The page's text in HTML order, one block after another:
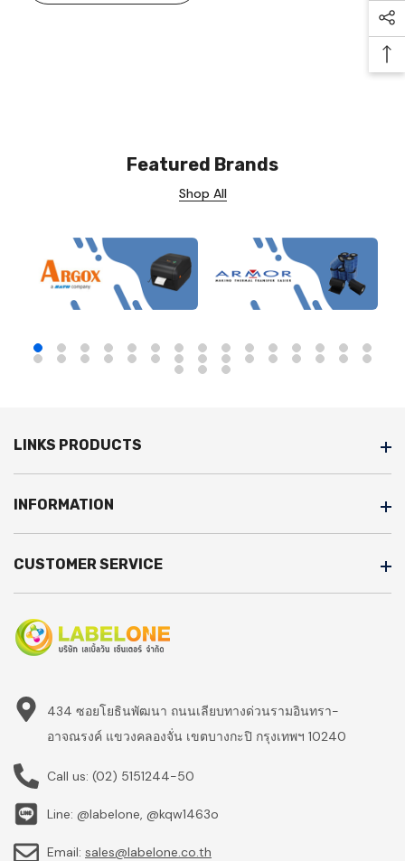
Featured Brands
Shop All
LINKS PRODUCTS
INFORMATION
CUSTOMER SERVICE
434 ซอยโยธินพัฒนา ถนนเลียบทางด่วนรามอินทรา-
อาจณรงค์ แขวงคลองจั่น เขตบางกะปิ กรุงเทพฯ 10240
Call us: (02) 5151244-50
Line: @labelone, @kqw1463o
Email: sales@labelone.co.th